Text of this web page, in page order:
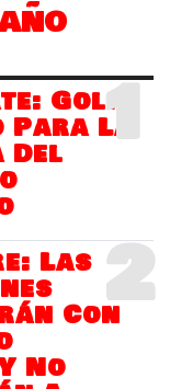
1
Golpe
La
Del
2
Las
Con
No